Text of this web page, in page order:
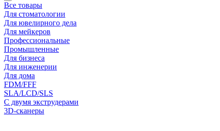
Все товары
Для стоматологии
Для ювелирного дела
Для мейкеров
Профессиональные
Промышленные
Для бизнеса
Для инженерии
Для дома
FDM/FFF
SLA/LCD/SLS
С двумя экструдерами
3D-сканеры